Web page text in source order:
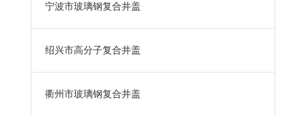
宁波市玻璃钢复合井盖
绍兴市高分子复合井盖
衢州市玻璃钢复合井盖